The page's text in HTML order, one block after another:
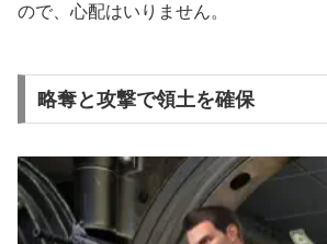
ので、心配はいりません。
略奪と攻撃で領土を確保